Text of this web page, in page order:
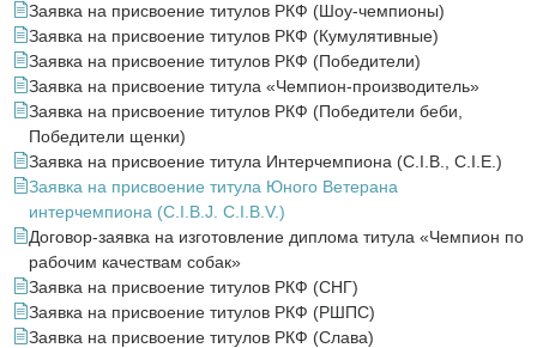
Заявка на присвоение титулов РКФ (Шоу-чемпионы)
Заявка на присвоение титулов РКФ (Кумулятивные)
Заявка на присвоение титулов РКФ (Победители)
Заявка на присвоение титула «Чемпион-производитель»
Заявка на присвоение титулов РКФ (Победители беби,
Победители щенки)
Заявка на присвоение титула Интерчемпиона (C.I.B., C.I.E.)
Заявка на присвоение титула Юного Ветерана
интерчемпиона (C.I.B.J. C.I.B.V.)
Договор-заявка на изготовление диплома титула «Чемпион по
рабочим качествам собак»
Заявка на присвоение титулов РКФ (СНГ)
Заявка на присвоение титулов РКФ (РШПС)
Заявка на присвоение титулов РКФ (Слава)